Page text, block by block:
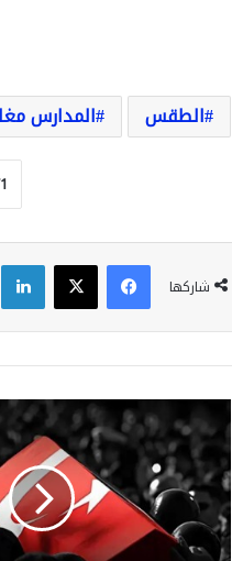
الطقس المدارس
شاركها
فيسبوك‫X
تركيا:
وفاة
عنصر
شرطة
واصابة
آخرين